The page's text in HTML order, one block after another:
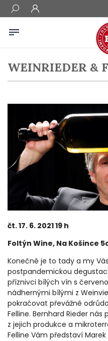
WEINRIEDER &
čt. 17. 6. 2021 19 h
Foltýn Wine, Na Košince
Konečně je to tady a my
postpandemickou
příznivci bílých vín s
nádhernými bílými z
pokračovat převážně
Felline. Bernhard Rieder
z jejich produkce a
Felline Vám představí Marek